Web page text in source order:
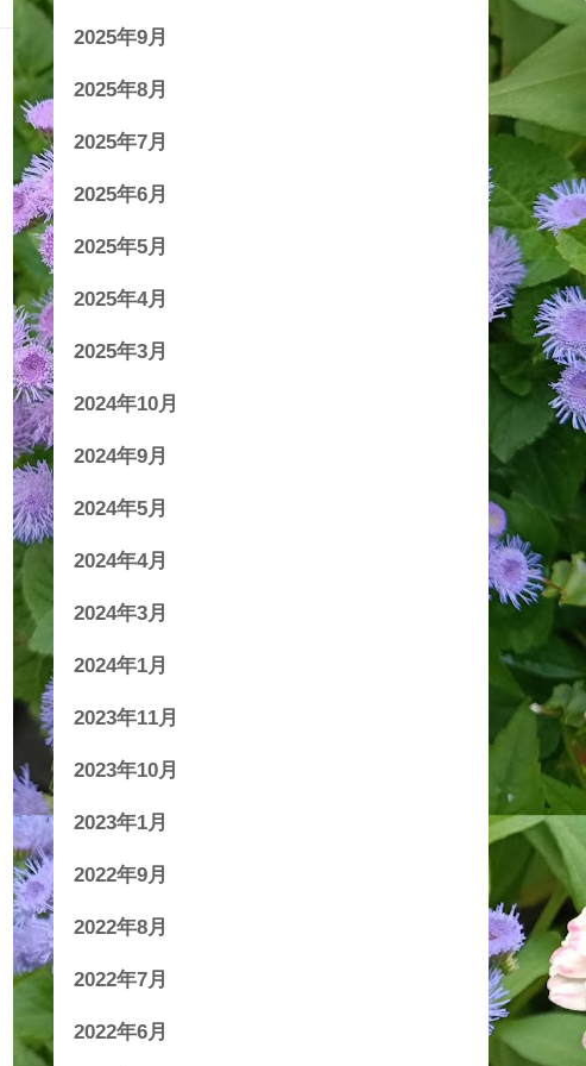
2025年9月
2025年8月
2025年7月
2025年6月
2025年5月
2025年4月
2025年3月
2024年10月
2024年9月
2024年5月
2024年4月
2024年3月
2024年1月
2023年11月
2023年10月
2023年1月
2022年9月
2022年8月
2022年7月
2022年6月